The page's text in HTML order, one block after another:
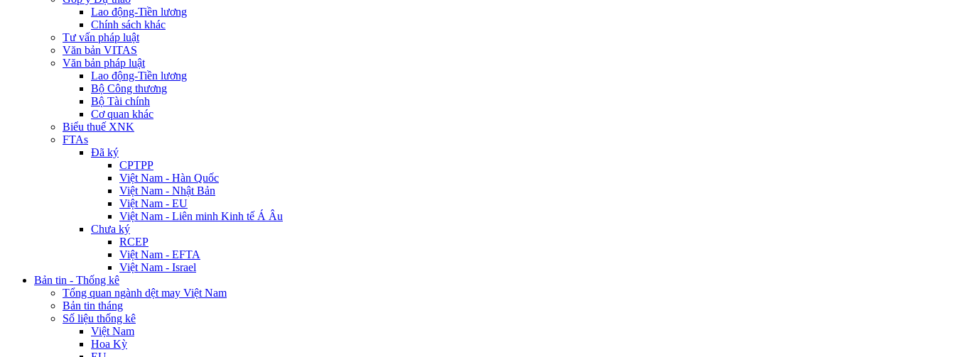
Lao động-Tiền lương
Chính sách khác
Tư vấn pháp luật
Văn bản VITAS
Văn bản pháp luật
Lao động-Tiền lương
Bộ Công thương
Bộ Tài chính
Cơ quan khác
Biểu thuế XNK
FTAs
Đã ký
CPTPP
Việt Nam - Hàn Quốc
Việt Nam - Nhật Bản
Việt Nam - EU
Việt Nam - Liên minh Kinh tế Á Âu
Chưa ký
RCEP
Việt Nam - EFTA
Việt Nam - Israel
Bản tin - Thống kê
Tổng quan ngành dệt may Việt Nam
Bản tin tháng
Số liệu thống kê
Việt Nam
Hoa Kỳ